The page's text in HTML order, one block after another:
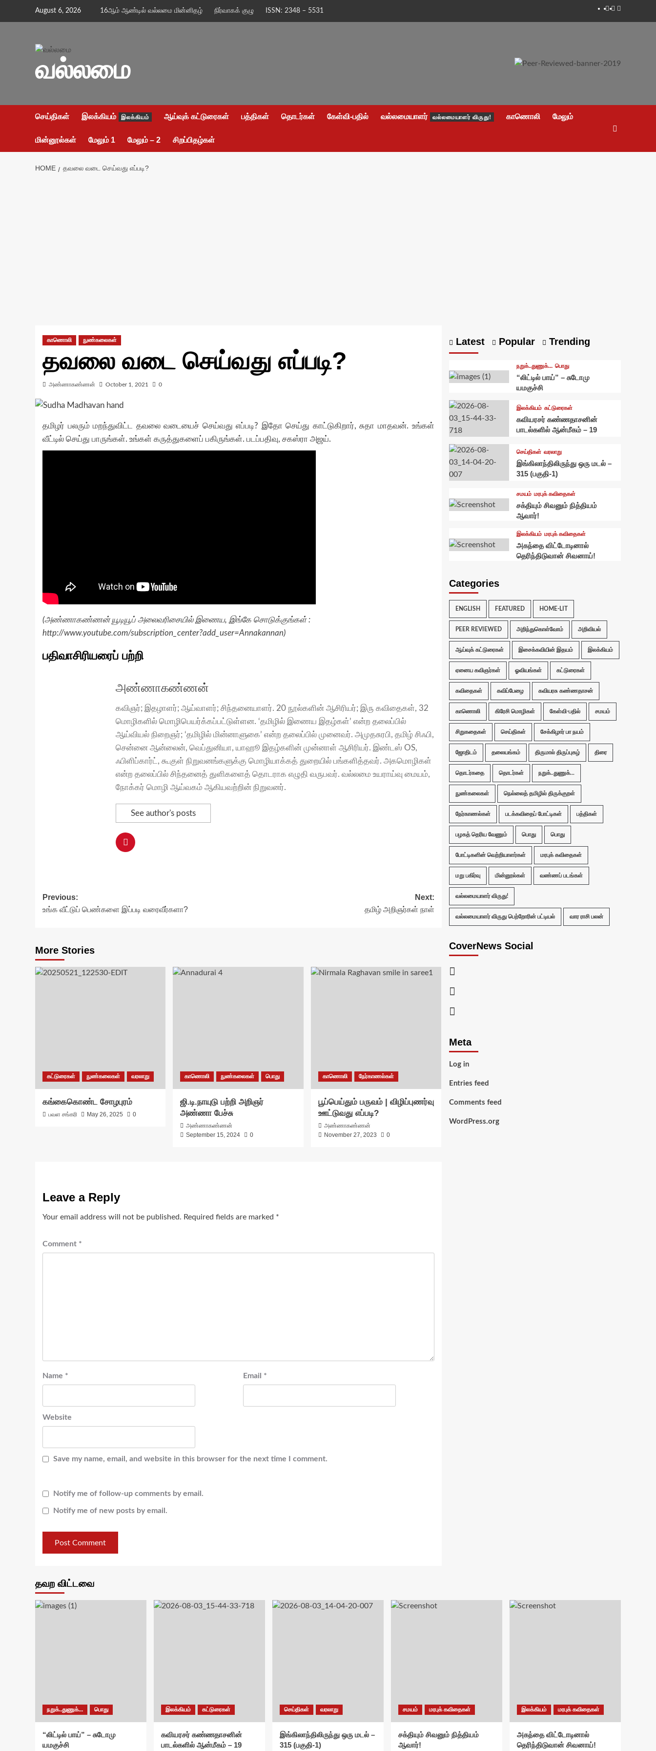
August 6, 2026 16ஆம் ஆண்டில் வல்லமை மின்னிதழ் நிர்வாகக் குழு ISSN: 2348 – 5531 Facebook
Twitter
Youtube
வல்லமை
செய்திகள் இலக்கியம் இலக்கியம் ஆய்வுக் கட்டுரைகள் பத்திகள் தொடர்கள் கேள்வி-பதில் வல்லமையாளர் வல்லமையாளர் விருது! காணொலி மேலும்
மின்னூல்கள் மேலும் 1 மேலும் – 2 சிறப்பிதழ்கள்
HOME தவலை வடை செய்வது எப்படி?
காணொலி நுண்கலைகள்
தவலை வடை செய்வது எப்படி?
அண்ணாகண்ணன் October 1, 2021 0
தமிழர் பலரும் மறந்துவிட்ட தவலை வடையைச் செய்வது எப்படி? இதோ செய்து காட்டுகிறார், சுதா மாதவன். உங்கள்
வீட்டில் செய்து பாருங்கள். உங்கள் கருத்துகளைப் பகிருங்கள். படப்பதிவு, சகஸ்ரா அஜய்.
(அண்ணாகண்ணன் யூடியூப் அலைவரிசையில் இணைய, இங்கே சொடுக்குங்கள் :
http://www.youtube.com/subscription_center?add_user=Annakannan)
பதிவாசிரியரைப் பற்றி
அண்ணாகண்ணன்
கவிஞர்; இதழாளர்; ஆய்வாளர்; சிந்தனையாளர். 20 நூல்களின் ஆசிரியர்; இரு கவிதைகள், 32
மொழிகளில் மொழிபெயர்க்கப்பட்டுள்ளன. ‘தமிழில் இணைய இதழ்கள்’ என்ற தலைப்பில்
ஆய்வியல் நிறைஞர்; ‘தமிழில் மின்னாளுகை’ என்ற தலைப்பில் முனைவர். அமுதசுரபி, தமிழ் சிஃபி,
சென்னை ஆன்லைன், வெப்துனியா, யாஹூ இதழ்களின் முன்னாள் ஆசிரியர். இண்டஸ் OS,
ஃபிளிப்கார்ட், கூகுள் நிறுவனங்களுக்கு மொழியாக்கத் துறையில் பங்களித்தவர். அகமொழிகள்
என்ற தலைப்பில் சிந்தனைத் துளிகளைத் தொடராக எழுதி வருபவர். வல்லமை உயராய்வு மையம்,
நோக்கர் மொழி ஆய்வகம் ஆகியவற்றின் நிறுவனர்.
See author's posts
Post
navigation
Previous:
உங்க வீட்டுப் பெண்களை இப்படி வரைவீர்களா?
Next:
தமிழ் அறிஞர்கள் நாள்
More Stories
கட்டுரைகள் நுண்கலைகள் வரலாறு
கங்கைகொண்ட சோழபுரம்
பவள சங்கரி May 26, 2025 0
காணொலி நுண்கலைகள் பொது
ஜி.டி.நாயுடு பற்றி அறிஞர்
அண்ணா பேச்சு
அண்ணாகண்ணன்
September 15, 2024
0
காணொலி நேர்காணல்கள்
பூப்பெய்தும் பருவம் | விழிப்புணர்வு
ஊட்டுவது எப்படி?
அண்ணாகண்ணன்
November 27, 2023
0
Leave a Reply
Your email address will not be published. Required fields are marked *
Comment *
Name * Email *
Website
Save my name, email, and website in this browser for the next time I comment.
Notify me of follow-up comments by email.
Notify me of new posts by email.
Latest Popular Trending
நறுக்..துணுக்... பொது
“லிட்டில் பாய்” – சுடோமு
யமகுச்சி
இலக்கியம் கட்டுரைகள்
கவியரசர் கண்ணதாசனின்
பாடல்களில் ஆன்மீகம் – 19
செய்திகள் வரலாறு
இங்கிலாந்திலிருந்து ஒரு மடல் –
315 (பகுதி-1)
சமயம் மரபுக் கவிதைகள்
சக்தியும் சிவனும் நித்தியம்
ஆவார்!
இலக்கியம் மரபுக் கவிதைகள்
அகந்தை விட்டோடினால்
தெரிந்திடுவான் சிவனாய்!
Categories
ENGLISH FEATURED HOME-LIT
PEER REVIEWED அறிந்துகொள்வோம் அறிவியல்
ஆய்வுக் கட்டுரைகள் இசைக்கவியின் இதயம் இலக்கியம்
ஏனைய கவிஞர்கள் ஓவியங்கள் கட்டுரைகள்
கவிதைகள் கவிப்பேழை கவியரசு கண்ணதாசன்
காணொலி கிரேசி மொழிகள் கேள்வி-பதில் சமயம்
சிறுகதைகள் செய்திகள் சேக்கிழார் பா நயம்
ஜோதிடம் தலையங்கம் திருமால் திருப்புகழ் திரை
தொடர்கதை தொடர்கள் நறுக்..துணுக்...
நுண்கலைகள் நெல்லைத் தமிழில் திருக்குறள்
நேர்காணல்கள் படக்கவிதைப் போட்டிகள் பத்திகள்
பழகத் தெரிய வேணும் பொது பொது
போட்டிகளின் வெற்றியாளர்கள் மரபுக் கவிதைகள்
மறு பகிர்வு மின்னூல்கள் வண்ணப் படங்கள்
வல்லமையாளர் விருது!
வல்லமையாளர் விருது பெற்றோரின் பட்டியல் வார ராசி பலன்
CoverNews Social
Meta
Log in
Entries feed
Comments feed
WordPress.org
தவற விட்டவை
நறுக்..துணுக்... பொது
“லிட்டில் பாய்” – சுடோமு
யமகுச்சி
இலக்கியம் கட்டுரைகள்
கவியரசர் கண்ணதாசனின்
பாடல்களில் ஆன்மீகம் – 19
செய்திகள் வரலாறு
இங்கிலாந்திலிருந்து ஒரு மடல் –
315 (பகுதி-1)
சமயம் மரபுக் கவிதைகள்
சக்தியும் சிவனும் நித்தியம்
ஆவார்!
இலக்கியம் மரபுக் கவிதைகள்
அகந்தை விட்டோடினால்
தெரிந்திடுவான் சிவனாய்!